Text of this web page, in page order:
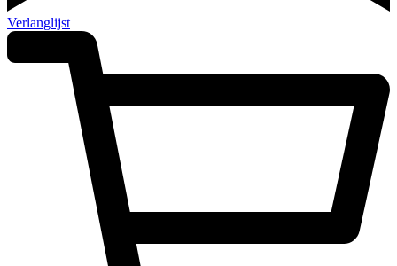
Verlanglijst